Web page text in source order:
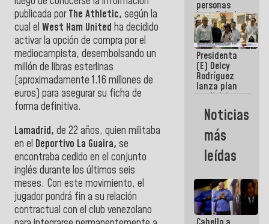
publicada porThe Athletic, según la
cual el West Ham United ha decidido
activar la opción de compra por el
mediocampista, desembolsando un
millón de libras esterlinas
(aproximadamente 1.16 millones de
euros) para asegurar su ficha de
forma definitiva.
Lamadrid, de 22 años, quien militaba
en el Deportivo La Guaira, se
encontraba cedido en el conjunto
inglés durante los últimos seis
meses. Con este movimiento, el
jugador pondrá fin a su relación
contractual con el club venezolano
personas
beneficiadas
con planes
para
atención de
emergencia
sísmica en
la última
semana
Presidenta
(E) Delcy
Rodríguez
lanza plan
crediticio
con subsidio
a Juntas de
Condominio
Noticias
más
leídas